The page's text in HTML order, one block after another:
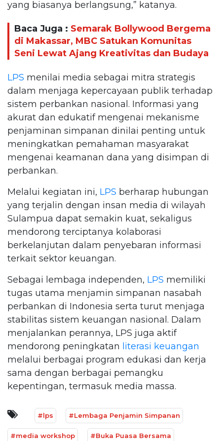
yang biasanya berlangsung,” katanya.
Baca Juga : Semarak Bollywood Bergema
di Makassar, MBC Satukan Komunitas
Seni Lewat Ajang Kreativitas dan Budaya
LPS menilai media sebagai mitra strategis
dalam menjaga kepercayaan publik terhadap
sistem perbankan nasional. Informasi yang
akurat dan edukatif mengenai mekanisme
penjaminan simpanan dinilai penting untuk
meningkatkan pemahaman masyarakat
mengenai keamanan dana yang disimpan di
perbankan.
Melalui kegiatan ini, LPS berharap hubungan
yang terjalin dengan insan media di wilayah
Sulampua dapat semakin kuat, sekaligus
mendorong terciptanya kolaborasi
berkelanjutan dalam penyebaran informasi
terkait sektor keuangan.
Sebagai lembaga independen, LPS memiliki
tugas utama menjamin simpanan nasabah
perbankan di Indonesia serta turut menjaga
stabilitas sistem keuangan nasional. Dalam
menjalankan perannya, LPS juga aktif
mendorong peningkatan literasi keuangan
melalui berbagai program edukasi dan kerja
sama dengan berbagai pemangku
kepentingan, termasuk media massa.
#lps #Lembaga Penjamin Simpanan
#media workshop #Buka Puasa Bersama